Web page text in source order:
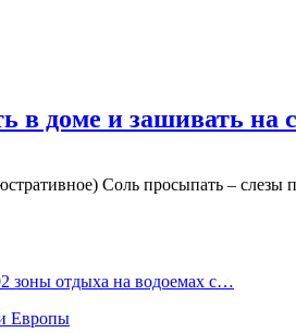
в доме и зашивать на
Соль просыпать – слезы
зоны отдыха на водоемах с…
Европы